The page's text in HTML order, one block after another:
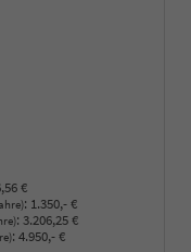
€
: 1.350,- €
: 3.206,25 €
: 4.950,- €